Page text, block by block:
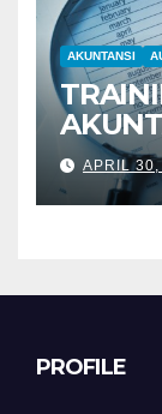
AKUNTANSI
APRIL
PROFILE